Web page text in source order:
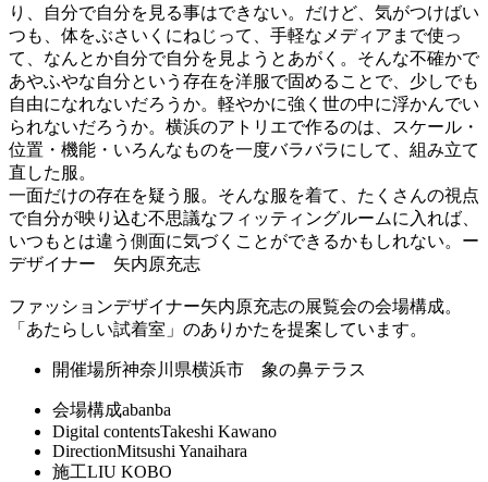
り、自分で自分を見る事はできない。だけど、気がつけばい
つも、体をぶさいくにねじって、手軽なメディアまで使っ
て、なんとか自分で自分を見ようとあがく。そんな不確かで
あやふやな自分という存在を洋服で固めることで、少しでも
自由になれないだろうか。軽やかに強く世の中に浮かんでい
られないだろうか。横浜のアトリエで作るのは、スケール・
位置・機能・いろんなものを一度バラバラにして、組み立て
直した服。
一面だけの存在を疑う服。そんな服を着て、たくさんの視点
で自分が映り込む不思議なフィッティングルームに入れば、
いつもとは違う側面に気づくことができるかもしれない。ー
デザイナー 矢内原充志
ファッションデザイナー矢内原充志の展覧会の会場構成。
「あたらしい試着室」のありかたを提案しています。
開催場所神奈川県横浜市 象の鼻テラス
会場構成abanba
Digital contentsTakeshi Kawano
DirectionMitsushi Yanaihara
施工LIU KOBO